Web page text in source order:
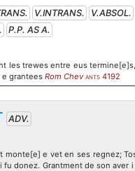
V.INTRANS.
V.ABSOL.
P.P. AS A.
les trewes entre eus termine[e]s,
e grantees Rom Chev ANTS 4192
ADV.
monte[e] e vet en ses regnez;
fu donez. Grantment de son aver